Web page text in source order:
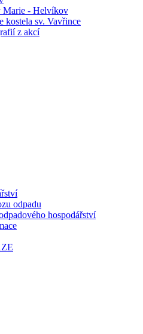
Marie - Helvíkov
kostela sv. Vavřince
z akcí
odpadu
hospodářství